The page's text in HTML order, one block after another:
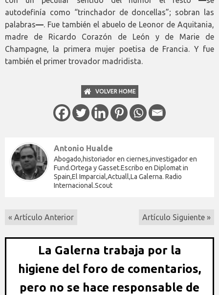
autodefinía como “trinchador de doncellas”; sobran las
palabras—. Fue también el abuelo de Leonor de Aquitania,
madre de Ricardo Corazón de León y de Marie de
Champagne, la primera mujer poetisa de Francia. Y fue
también el primer trovador madridista.
VOLVER HOME
Antonio Hualde
Abogado,historiador en ciernes,investigador en
Fund.Ortega y Gasset.Escribo en Diplomat in
Spain,El Imparcial,Actuall,La Galerna. Radio
Internacional.Scout
« Artículo Anterior Artículo Siguiente »
La Galerna trabaja por la
higiene del foro de comentarios,
pero no se hace responsable de